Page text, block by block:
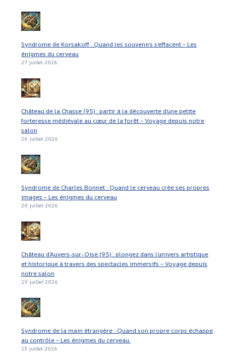
Syndrome de Korsakoff : Quand les souvenirs s’effacent – Les
énigmes du cerveau
27 juillet 2026
Château de la Chasse (95) : partir à la découverte d’une petite
forteresse médiévale au cœur de la forêt – Voyage depuis notre
salon
26 juillet 2026
Syndrome de Charles Bonnet : Quand le cerveau crée ses propres
images – Les énigmes du cerveau
20 juillet 2026
Château d’Auvers-sur-Oise (95) : plongez dans l’univers artistique
et historique à travers des spectacles immersifs – Voyage depuis
notre salon
19 juillet 2026
Syndrome de la main étrangère : Quand son propre corps échappe
au contrôle – Les énigmes du cerveau.
13 juillet 2026